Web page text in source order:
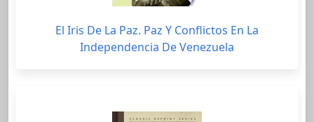
El Iris De La Paz. Paz Y Conflictos En La
Independencia De Venezuela